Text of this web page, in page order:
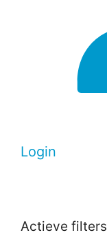
Login
Actieve filters